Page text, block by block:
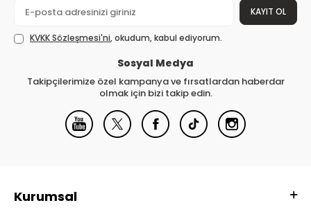
KAYIT OL
KVKK Sözleşmesi'ni, okudum, kabul ediyorum.
Sosyal Medya
Takipçilerimize özel kampanya ve fırsatlardan haberdar
olmak için bizi takip edin.
Kurumsal